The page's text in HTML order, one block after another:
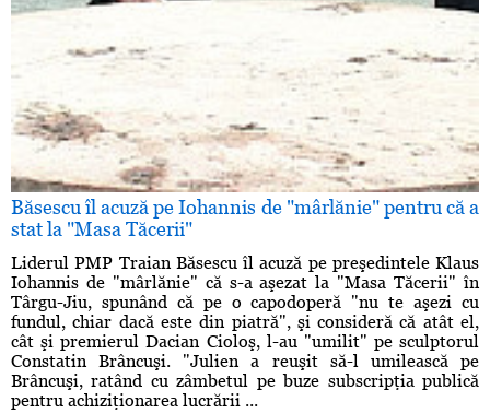
Băsescu îl acuză pe Iohannis de "mârlănie" pentru că a
stat la "Masa Tăcerii"
Liderul PMP Traian Băsescu îl acuză pe preşedintele Klaus
Iohannis de "mârlănie" că s-a aşezat la "Masa Tăcerii" în
Târgu-Jiu, spunând că pe o capodoperă "nu te aşezi cu
fundul, chiar dacă este din piatră", şi consideră că atât el,
cât şi premierul Dacian Cioloş, l-au "umilit" pe sculptorul
Constatin Brâncuşi. "Julien a reuşit să-l umilească pe
Brâncuşi, ratând cu zâmbetul pe buze subscripţia publică
pentru achiziţionarea lucrării ...